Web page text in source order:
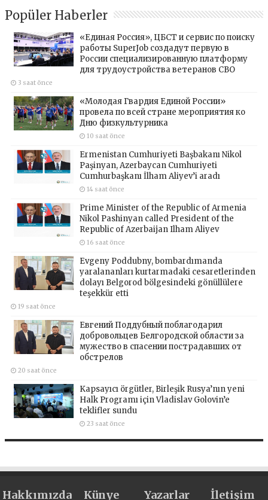
Popüler Haberler
«Единая Россия», ЦБСТ и сервис по поиску
работы SuperJob создадут первую в
России специализированную платформу
для трудоустройства ветеранов СВО
3 saat önce
«Молодая Гвардия Единой России»
провела по всей стране мероприятия ко
Дню физкультурника
10 saat önce
Ermenistan Cumhuriyeti Başbakanı Nikol
Paşinyan, Azerbaycan Cumhuriyeti
Cumhurbaşkanı İlham Aliyev’i aradı
14 saat önce
Prime Minister of the Republic of Armenia
Nikol Pashinyan called President of the
Republic of Azerbaijan Ilham Aliyev
16 saat önce
Evgeny Poddubny, bombardımanda
yaralananları kurtarmadaki cesaretlerinden
dolayı Belgorod bölgesindeki gönüllülere
teşekkür etti
19 saat önce
Евгений Поддубный поблагодарил
добровольцев Белгородской области за
мужество в спасении пострадавших от
обстрелов
20 saat önce
Kapsayıcı örgütler, Birleşik Rusya’nın yeni
Halk Programı için Vladislav Golovin’e
teklifler sundu
23 saat önce
Hakkımızda Künye Yazarlar İletişim